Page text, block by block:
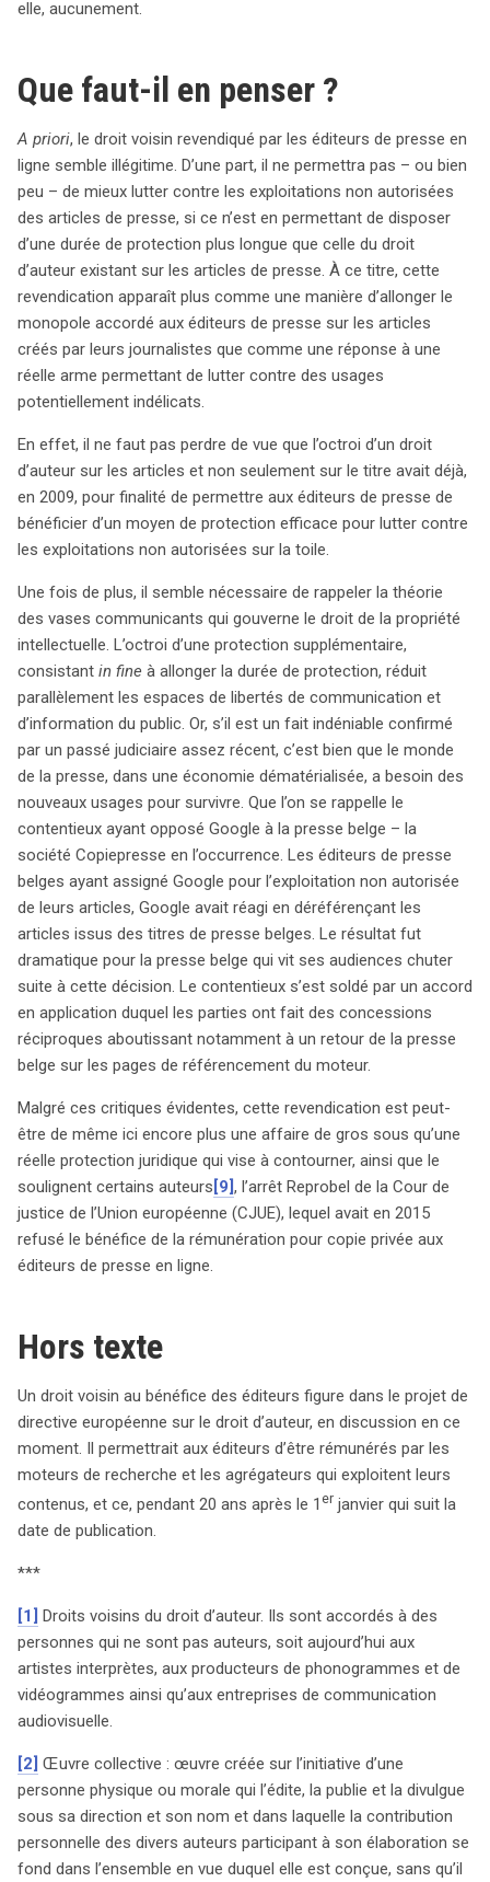
elle, aucunement.
Que faut-il en penser ?
A priori, le droit voisin revendiqué par les éditeurs de presse en
ligne semble illégitime. D’une part, il ne permettra pas – ou bien
peu – de mieux lutter contre les exploitations non autorisées
des articles de presse, si ce n’est en permettant de disposer
d’une durée de protection plus longue que celle du droit
d’auteur existant sur les articles de presse. À ce titre, cette
revendication apparaît plus comme une manière d’allonger le
monopole accordé aux éditeurs de presse sur les articles
créés par leurs journalistes que comme une réponse à une
réelle arme permettant de lutter contre des usages
potentiellement indélicats.
En effet, il ne faut pas perdre de vue que l’octroi d’un droit
d’auteur sur les articles et non seulement sur le titre avait déjà,
en 2009, pour finalité de permettre aux éditeurs de presse de
bénéficier d’un moyen de protection efficace pour lutter contre
les exploitations non autorisées sur la toile.
Une fois de plus, il semble nécessaire de rappeler la théorie
des vases communicants qui gouverne le droit de la propriété
intellectuelle. L’octroi d’une protection supplémentaire,
consistant in fine à allonger la durée de protection, réduit
parallèlement les espaces de libertés de communication et
d’information du public. Or, s’il est un fait indéniable confirmé
par un passé judiciaire assez récent, c’est bien que le monde
de la presse, dans une économie dématérialisée, a besoin des
nouveaux usages pour survivre. Que l’on se rappelle le
contentieux ayant opposé Google à la presse belge – la
société Copiepresse en l’occurrence. Les éditeurs de presse
belges ayant assigné Google pour l’exploitation non autorisée
de leurs articles, Google avait réagi en déréférençant les
articles issus des titres de presse belges. Le résultat fut
dramatique pour la presse belge qui vit ses audiences chuter
suite à cette décision. Le contentieux s’est soldé par un accord
en application duquel les parties ont fait des concessions
réciproques aboutissant notamment à un retour de la presse
belge sur les pages de référencement du moteur.
Malgré ces critiques évidentes, cette revendication est peut-
être de même ici encore plus une affaire de gros sous qu’une
réelle protection juridique qui vise à contourner, ainsi que le
soulignent certains auteurs [9], l’arrêt Reprobel de la Cour de
justice de l’Union européenne (CJUE), lequel avait en 2015
refusé le bénéfice de la rémunération pour copie privée aux
éditeurs de presse en ligne.
Hors texte
Un droit voisin au bénéfice des éditeurs figure dans le projet de
directive européenne sur le droit d’auteur, en discussion en ce
moment. Il permettrait aux éditeurs d’être rémunérés par les
moteurs de recherche et les agrégateurs qui exploitent leurs
contenus, et ce, pendant 20 ans après le 1 er janvier qui suit la
date de publication.
***
[1] Droits voisins du droit d’auteur. Ils sont accordés à des
personnes qui ne sont pas auteurs, soit aujourd’hui aux
artistes interprètes, aux producteurs de phonogrammes et de
vidéogrammes ainsi qu’aux entreprises de communication
audiovisuelle.
[2] Œuvre collective : œuvre créée sur l’initiative d’une
personne physique ou morale qui l’édite, la publie et la divulgue
sous sa direction et son nom et dans laquelle la contribution
personnelle des divers auteurs participant à son élaboration se
fond dans l’ensemble en vue duquel elle est conçue, sans qu’il